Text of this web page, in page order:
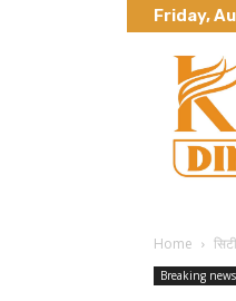
Friday,
Home सिटी
Breaking news